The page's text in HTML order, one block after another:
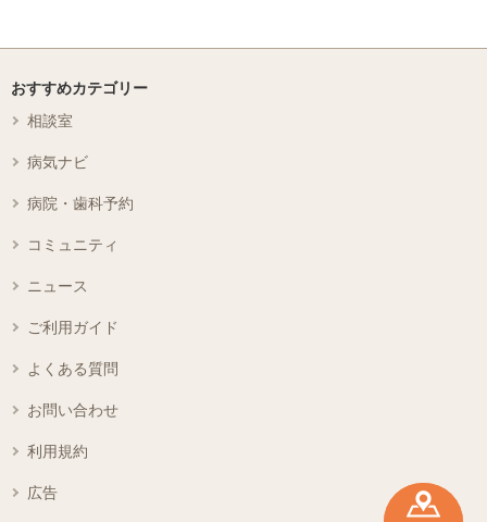
おすすめカテゴリー
相談室
病気ナビ
病院・歯科予約
コミュニティ
ニュース
ご利用ガイド
よくある質問
お問い合わせ
利用規約
広告